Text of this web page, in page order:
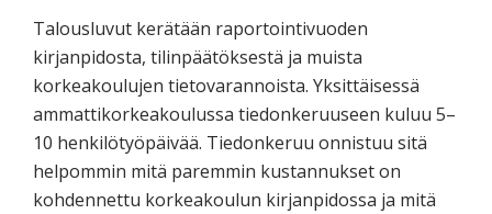
Talousluvut kerätään raportointivuoden
kirjanpidosta, tilinpäätöksestä ja muista
korkeakoulujen tietovarannoista. Yksittäisessä
ammattikorkeakoulussa tiedonkeruuseen kuluu 5–
10 henkilötyöpäivää. Tiedonkeruu onnistuu sitä
helpommin mitä paremmin kustannukset on
kohdennettu korkeakoulun kirjanpidossa ja mitä